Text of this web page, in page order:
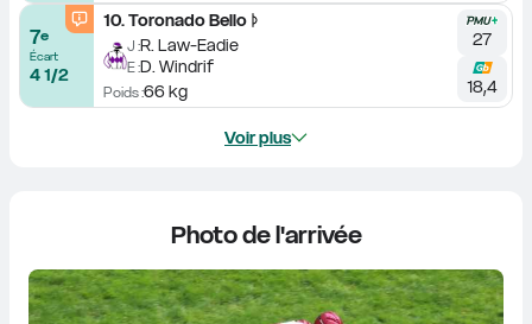
7e
Écart
4 1/2
10.Toronado Bello
J :R. Law-Eadie
E :D. Windrif
Poids :66 kg
27
18,4
Voir plus
Photo de l'arrivée